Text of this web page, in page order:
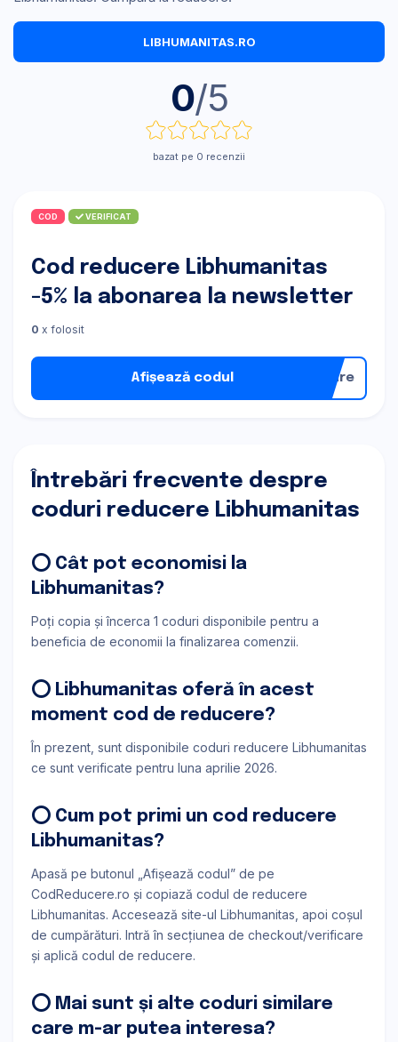
LIBHUMANITAS.RO
0/5
bazat pe 0 recenzii
COD VERIFICAT
Cod reducere Libhumanitas
-5% la abonarea la newsletter
0 x folosit
Afișează codul nare
Întrebări frecvente despre
coduri reducere Libhumanitas
⭕ Cât pot economisi la
Libhumanitas?
Poți copia și încerca 1 coduri disponibile pentru a
beneficia de economii la finalizarea comenzii.
⭕ Libhumanitas oferă în acest
moment cod de reducere?
În prezent, sunt disponibile coduri reducere Libhumanitas
ce sunt verificate pentru luna aprilie 2026.
⭕ Cum pot primi un cod reducere
Libhumanitas?
Apasă pe butonul „Afișează codul” de pe
CodReducere.ro și copiază codul de reducere
Libhumanitas. Accesează site-ul Libhumanitas, apoi coșul
de cumpărături. Intră în secțiunea de checkout/verificare
și aplică codul de reducere.
⭕ Mai sunt și alte coduri similare
care m-ar putea interesa?